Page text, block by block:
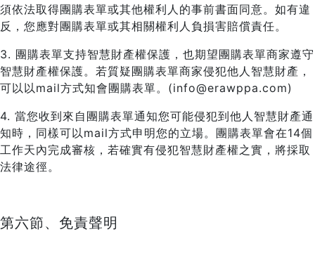
須依法取得團購表單或其他權利人的事前書面同意。如有違
反，您應對團購表單或其相關權利人負損害賠償責任。
3. 團購表單支持智慧財產權保護，也期望團購表單商家遵守
智慧財產權保護。若質疑團購表單商家侵犯他人智慧財產，
可以以mail方式知會團購表單。(info@erawppa.com)
4. 當您收到來自團購表單通知您可能侵犯到他人智慧財產通
知時，同樣可以mail方式申明您的立場。團購表單會在14個
工作天內完成審核，若確實有侵犯智慧財產權之實，將採取
法律途徑。
第六節、免責聲明